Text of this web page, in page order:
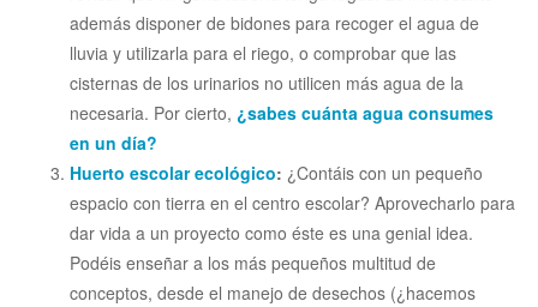
además disponer de bidones para recoger el agua de
lluvia y utilizarla para el riego, o comprobar que las
cisternas de los urinarios no utilicen más agua de la
necesaria. Por cierto, ¿sabes cuánta agua consumes
en un día?
Huerto escolar ecológico: ¿Contáis con un pequeño
espacio con tierra en el centro escolar? Aprovecharlo para
dar vida a un proyecto como éste es una genial idea.
Podéis enseñar a los más pequeños multitud de
conceptos, desde el manejo de desechos (¿hacemos